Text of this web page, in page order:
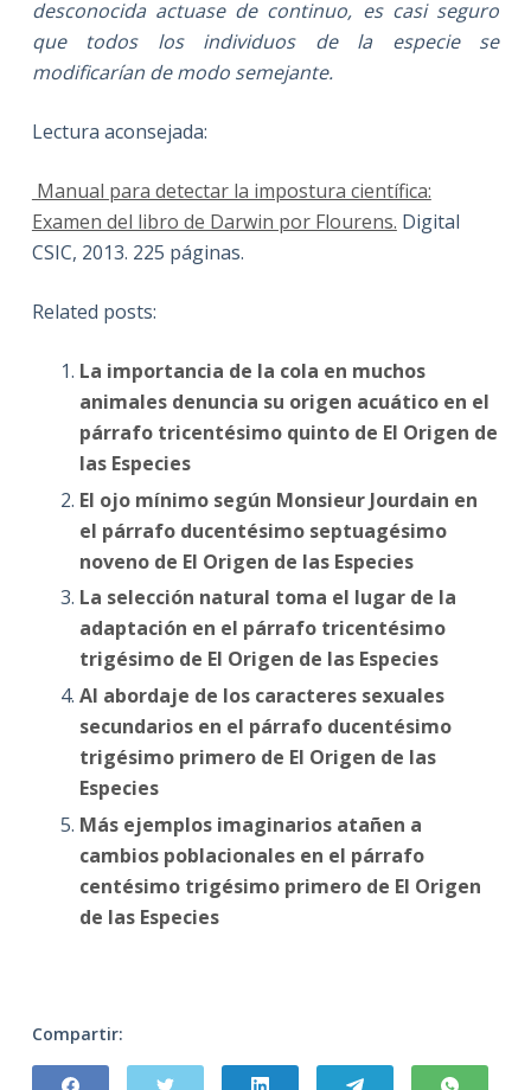
desconocida actuase de continuo, es casi seguro
que todos los individuos de la especie se
modificarían de modo semejante.
Lectura aconsejada:
Manual para detectar la impostura científica:
Examen del libro de Darwin por Flourens. Digital
CSIC, 2013. 225 páginas.
Related posts:
La importancia de la cola en muchos
animales denuncia su origen acuático en el
párrafo tricentésimo quinto de El Origen de
las Especies
El ojo mínimo según Monsieur Jourdain en
el párrafo ducentésimo septuagésimo
noveno de El Origen de las Especies
La selección natural toma el lugar de la
adaptación en el párrafo tricentésimo
trigésimo de El Origen de las Especies
Al abordaje de los caracteres sexuales
secundarios en el párrafo ducentésimo
trigésimo primero de El Origen de las
Especies
Más ejemplos imaginarios atañen a
cambios poblacionales en el párrafo
centésimo trigésimo primero de El Origen
de las Especies
Compartir: